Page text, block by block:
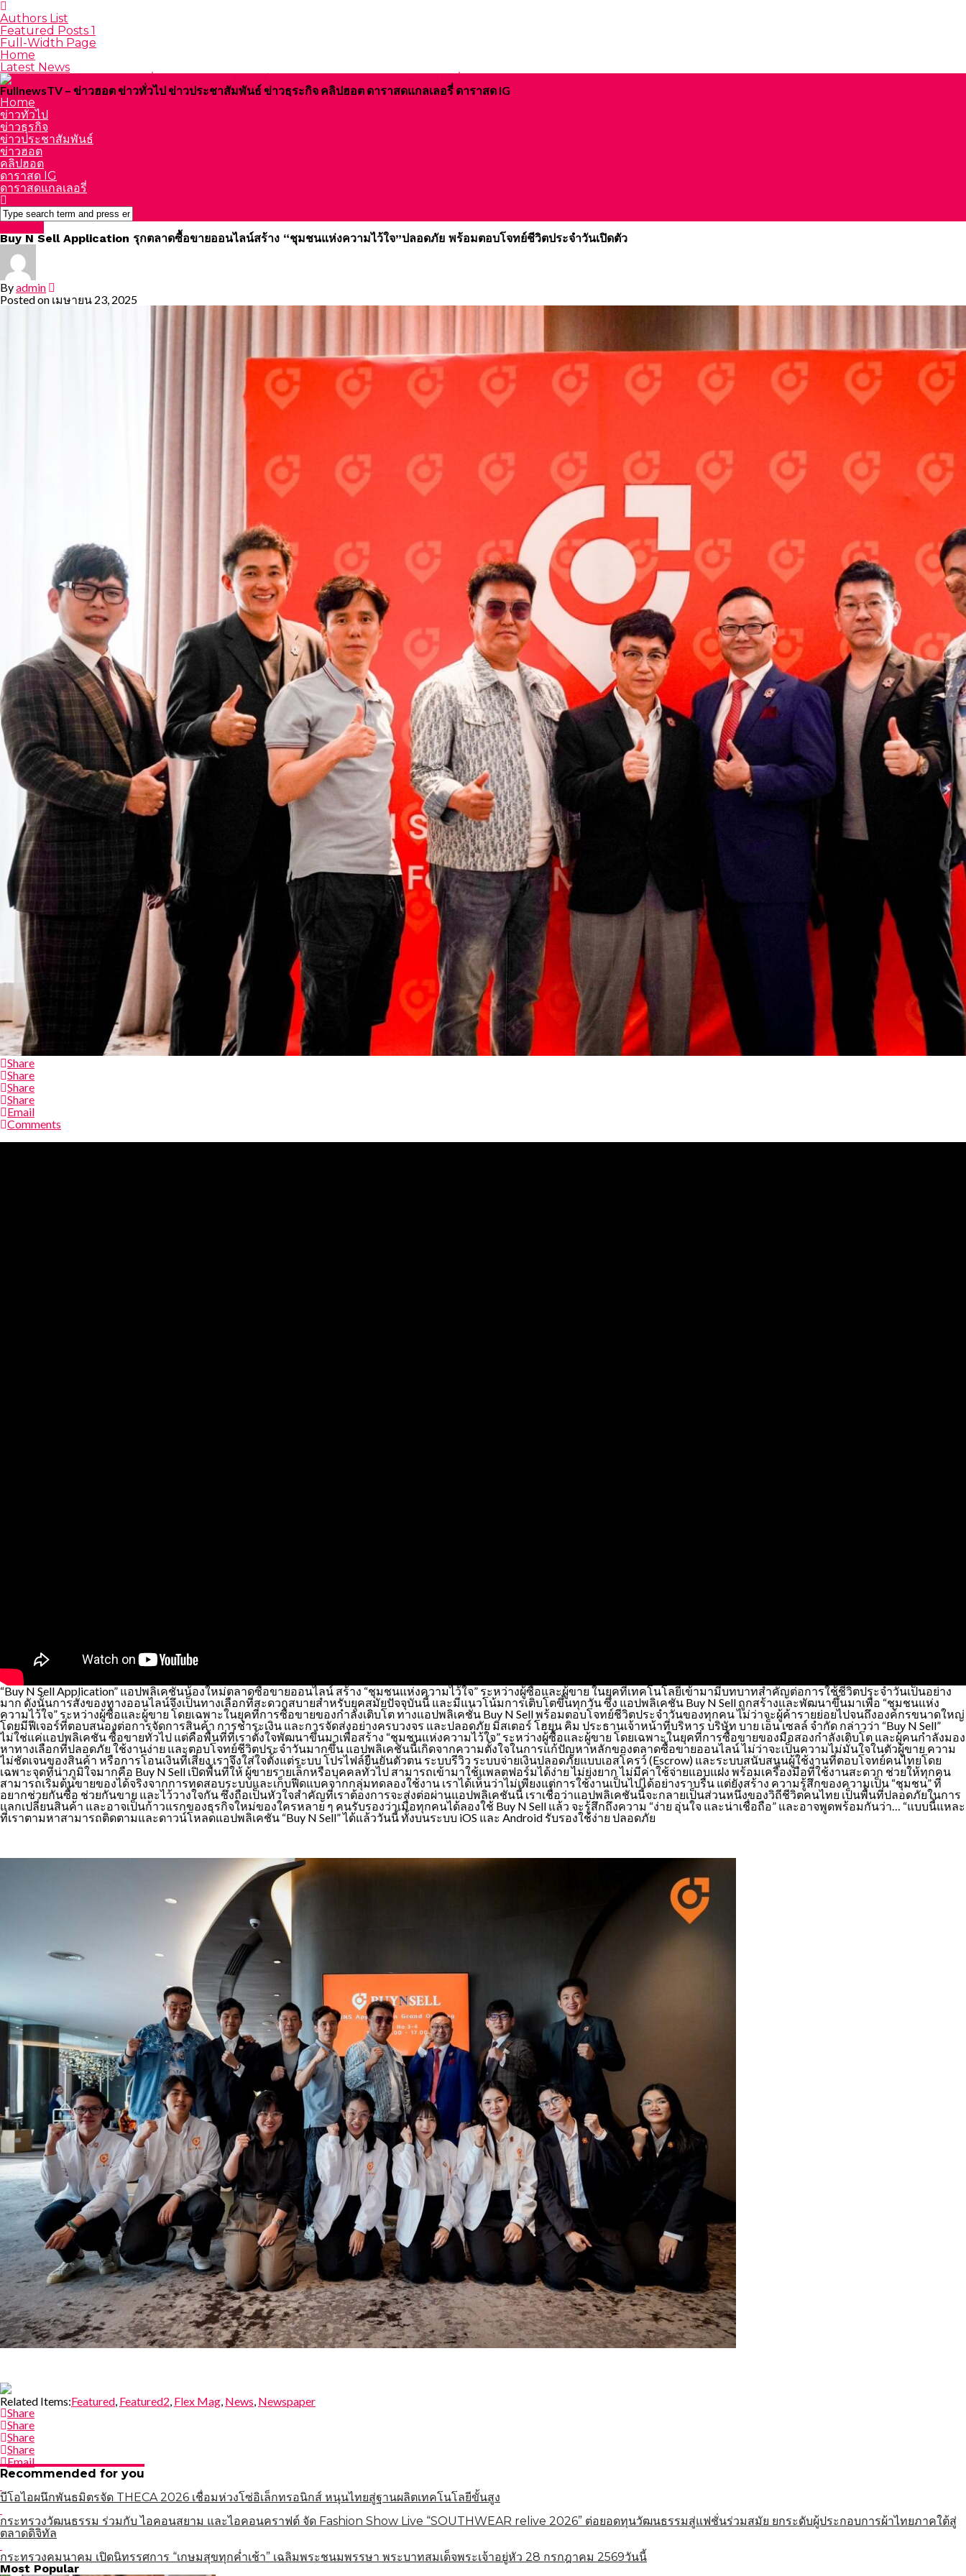
Authors List
Featured Posts 1
Full-Width Page
Home
Latest News
FullnewsTV – ข่าวฮอต ข่าวทั่วไป ข่าวประชาสัมพันธ์ ข่าวธุระกิจ คลิปฮอต ดาราสดแกลเลอรี่ ดาราสด IG
Home
ข่าวทั่วไป
ข่าวธุรกิจ
ข่าวประชาสัมพันธ์
ข่าวฮอต
คลิปฮอต
ดาราสด IG
ดาราสดแกลเลอรี่
Buy N Sell Application รุกตลาดซื้อขายออนไลน์สร้าง “ชุมชนแห่งความไว้ใจ”ปลอดภัย พร้อมตอบโจทย์ชีวิตประจำวันเปิดตัว
Byadmin
Posted on เมษายน 23, 2025
Share
Share
Share
Share
Email
Comments
“Buy N Sell Application” แอปพลิเคชันน้องใหม่ตลาดซื้อขายออนไลน์ สร้าง “ชุมชนแห่งความไว้ใจ” ระหว่างผู้ซื้อและผู้ขาย ในยุคที่เทคโนโลยีเข้ามามีบทบาทสำคัญต่อการใช้ชีวิตประจำวันเป็นอย่าง
มาก ดังนั้นการสั่งของทางออนไลน์จึงเป็นทางเลือกที่สะดวกสบายสำหรับยุคสมัยปัจจุบันนี้ และมีแนวโน้มการเติบโตขึ้นทุกวัน ซึ่ง แอปพลิเคชัน Buy N Sell ถูกสร้างและพัฒนาขึ้นมาเพื่อ “ชุมชนแห่ง
ความไว้ใจ” ระหว่างผู้ซื้อและผู้ขาย โดยเฉพาะในยุคที่การซื้อขายของกำลังเติบโต ทางแอปพลิเคชั่น Buy N Sell พร้อมตอบโจทย์ชีวิตประจำวันของทุกคน ไม่ว่าจะผู้ค้ารายย่อยไปจนถึงองค์กรขนาดใหญ่
โดยมีฟีเจอร์ที่ตอบสนองต่อการจัดการสินค้า การชำระเงิน และการจัดส่งอย่างครบวงจร และปลอดภัย มิสเตอร์ โฮยุน คิม ประธานเจ้าหน้าที่บริหาร บริษัท บาย เอ็น เซลล์ จำกัด กล่าวว่า “Buy N Sell”
ไม่ใช่แค่แอปพลิเคชัน ซื้อขายทั่วไป แต่คือพื้นที่ที่เราตั้งใจพัฒนาขึ้นมาเพื่อสร้าง “ชุมชนแห่งความไว้ใจ” ระหว่างผู้ซื้อและผู้ขาย โดยเฉพาะในยุคที่การซื้อขายของมือสองกำลังเติบโต และผู้คนกำลังมอง
หาทางเลือกที่ปลอดภัย ใช้งานง่าย และตอบโจทย์ชีวิตประจำวันมากขึ้น แอปพลิเคชันนี้เกิดจากความตั้งใจในการแก้ปัญหาหลักของตลาดซื้อขายออนไลน์ ไม่ว่าจะเป็นความไม่มั่นใจในตัวผู้ขาย ความ
ไม่ชัดเจนของสินค้า หรือการโอนเงินที่เสี่ยง เราจึงใส่ใจตั้งแต่ระบบ โปรไฟล์ยืนยันตัวตน ระบบรีวิว ระบบจ่ายเงินปลอดภัยแบบเอสโครว์ (Escrow) และระบบสนับสนุนผู้ใช้งานที่ตอบโจทย์คนไทยโดย
เฉพาะจุดที่น่าภูมิใจมากคือ Buy N Sell เปิดพื้นที่ให้ ผู้ขายรายเล็กหรือบุคคลทั่วไป สามารถเข้ามาใช้แพลตฟอร์มได้ง่าย ไม่ยุ่งยาก ไม่มีค่าใช้จ่ายแอบแฝง พร้อมเครื่องมือที่ใช้งานสะดวก ช่วยให้ทุกคน
สามารถเริ่มต้นขายของได้จริงจากการทดสอบระบบและเก็บฟีดแบคจากกลุ่มทดลองใช้งาน เราได้เห็นว่าไม่เพียงแต่การใช้งานเป็นไปได้อย่างราบรื่น แต่ยังสร้าง ความรู้สึกของความเป็น “ชุมชน” ที่
อยากช่วยกันซื้อ ช่วยกันขาย และไว้วางใจกัน ซึ่งถือเป็นหัวใจสำคัญที่เราต้องการจะส่งต่อผ่านแอปพลิเคชันนี้ เราเชื่อว่าแอปพลิเคชันนี้จะกลายเป็นส่วนหนึ่งของวิถีชีวิตคนไทย เป็นพื้นที่ปลอดภัยในการ
แลกเปลี่ยนสินค้า และอาจเป็นก้าวแรกของธุรกิจใหม่ของใครหลาย ๆ คนรับรองว่าเมื่อทุกคนได้ลองใช้ Buy N Sell แล้ว จะรู้สึกถึงความ “ง่าย อุ่นใจ และน่าเชื่อถือ” และอาจพูดพร้อมกันว่า… “แบบนี้แหละ
ที่เราตามหาสามารถติดตามและดาวน์โหลดแอปพลิเคชัน “Buy N Sell” ได้แล้ววันนี้ ทั้งบนระบบ iOS และ Android รับรองใช้ง่าย ปลอดภัย
Related Items:Featured, Featured2, Flex Mag, News, Newspaper
Share
Share
Share
Share
Email
Recommended for you
บีโอไอผนึกพันธมิตรจัด THECA 2026 เชื่อมห่วงโซ่อิเล็กทรอนิกส์ หนุนไทยสู่ฐานผลิตเทคโนโลยีขั้นสูง
กระทรวงวัฒนธรรม ร่วมกับ ไอคอนสยาม และไอคอนคราฟต์ จัด Fashion Show Live “SOUTHWEAR relive 2026” ต่อยอดทุนวัฒนธรรมสู่แฟชั่นร่วมสมัย ยกระดับผู้ประกอบการผ้าไทยภาคใต้สู่
ตลาดดิจิทัล
กระทรวงคมนาคม เปิดนิทรรศการ “เกษมสุขทุกค่ำเช้า” เฉลิมพระชนมพรรษา พระบาทสมเด็จพระเจ้าอยู่หัว 28 กรกฎาคม 2569วันนี้
แนะแนว
Most Popular